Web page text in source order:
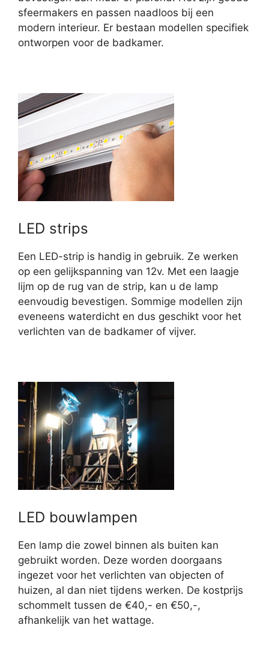
sfeermakers en passen naadloos bij een
modern interieur. Er bestaan modellen specifiek
ontworpen voor de badkamer.
LED strips
Een LED-strip is handig in gebruik. Ze werken
op een gelijkspanning van 12v. Met een laagje
lijm op de rug van de strip, kan u de lamp
eenvoudig bevestigen. Sommige modellen zijn
eveneens waterdicht en dus geschikt voor het
verlichten van de badkamer of vijver.
LED bouwlampen
Een lamp die zowel binnen als buiten kan
gebruikt worden. Deze worden doorgaans
ingezet voor het verlichten van objecten of
huizen, al dan niet tijdens werken. De kostprijs
schommelt tussen de €40,- en €50,-,
afhankelijk van het wattage.